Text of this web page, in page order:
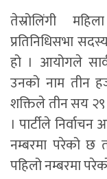
तेस्रोलिंगी
प्रतिनिधिसभा
हो । आयोगले
उनको नाम तीन
शक्तिले तीन सय
। पार्टीले
नम्बरमा परेको छ
पहिलो नम्बरमा